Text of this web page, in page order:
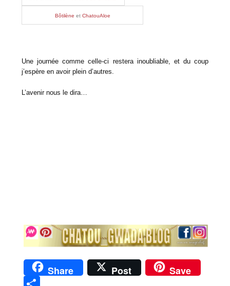
Bôtilène et ChatouAloe
Une journée comme celle-ci restera inoubliable, et du coup
j’espère en avoir plein d’autres.
L’avenir nous le dira…
Share Post Save